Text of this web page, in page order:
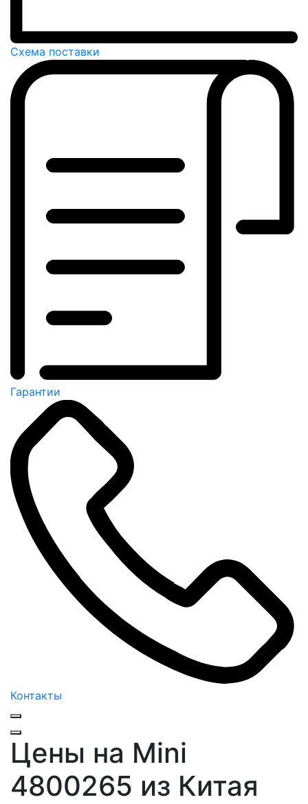
Схема поставки
Гарантии
Контакты
Цены на Mini
4800265 из Китая